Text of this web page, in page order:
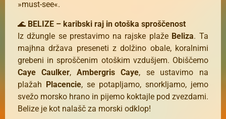
»must-see«.
🌊 BELIZE – karibski raj in otoška sproščenost
Iz džungle se prestavimo na rajske plaže Beliza. Ta
majhna država preseneti z dolžino obale, koralnimi
grebeni in sproščenim otoškim vzdušjem. Obiščemo
Caye Caulker, Ambergris Caye, se ustavimo na
plažah Placencie, se potapljamo, snorkljamo, jemo
svežo morsko hrano in pijemo koktajle pod zvezdami.
Belize je kot nalašč za morski odklop!